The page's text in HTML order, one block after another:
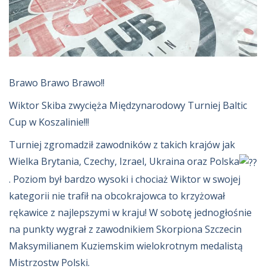
Brawo Brawo Brawo!!
Wiktor Skiba zwycięża Międzynarodowy Turniej Baltic
Cup w Koszalinie!!!
Turniej zgromadził zawodników z takich krajów jak
Wielka Brytania, Czechy, Izrael, Ukraina oraz Polska
. Poziom był bardzo wysoki i chociaż Wiktor w swojej
kategorii nie trafił na obcokrajowca to krzyżował
rękawice z najlepszymi w kraju! W sobotę jednogłośnie
na punkty wygrał z zawodnikiem Skorpiona Szczecin
Maksymilianem Kuziemskim wielokrotnym medalistą
Mistrzostw Polski.